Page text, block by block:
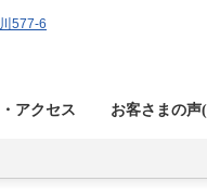
577-6
アクセス お客さまの声(